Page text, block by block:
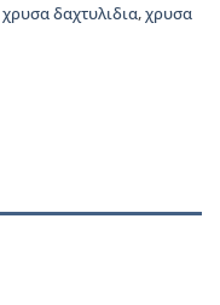
χρυσα δαχτυλιδια,χρυσα